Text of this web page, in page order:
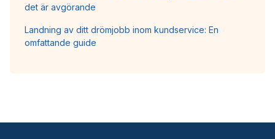
det är avgörande
Landning av ditt drömjobb inom kundservice: En
omfattande guide